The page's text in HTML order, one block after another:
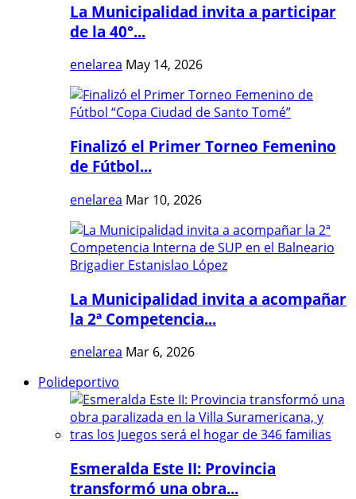
La Municipalidad invita a participar
de la 40°...
enelarea May 14, 2026
Finalizó el Primer Torneo Femenino
de Fútbol...
enelarea Mar 10, 2026
La Municipalidad invita a acompañar
la 2ª Competencia...
enelarea Mar 6, 2026
Polideportivo
Esmeralda Este II: Provincia
transformó una obra...